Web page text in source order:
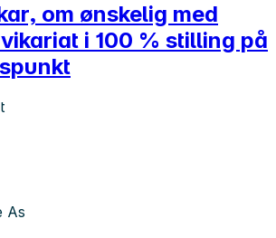
om ønskelig med
i 100 % stilling på
As